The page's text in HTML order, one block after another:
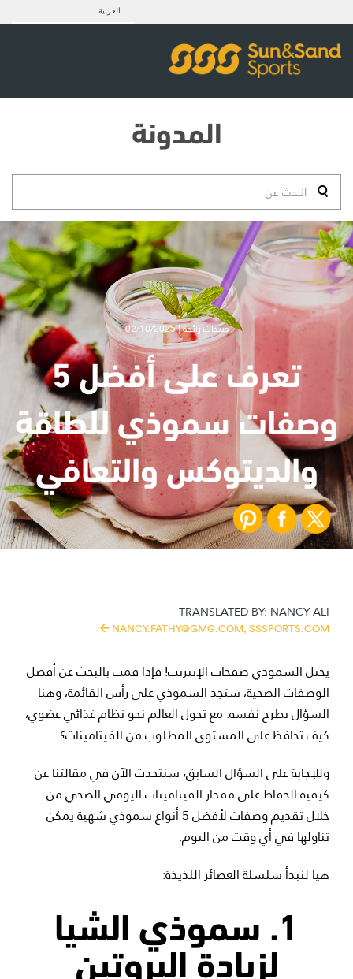
العربية
المدونة
صيحات رائجة | 02/10/2025
تعرف على أفضل 5
وصفات سموذي للطاقة
والديتوكس والتعافي
TRANSLATED BY: NANCY ALI
NANCY.FATHY@GMG.COM, SSSPORTS.COM
يحتل السموذي صفحات الإنترنت! فإذا قمت بالبحث عن أفضل
الوصفات الصحية، ستجد السموذي على رأس القائمة، وهنا
السؤال يطرح نفسه: مع تحول العالم نحو نظام غذائي عضوي،
كيف تحافظ على المستوى المطلوب من الفيتامينات؟
وللإجابة على السؤال السابق، سنتحدث الآن في مقالتنا عن
كيفية الحفاظ على مقدار الفيتامينات اليومي الصحي من
خلال تقديم وصفات لأفضل 5 أنواع سموذي شهية يمكن
تناولها في أي وقت من اليوم.
هيا لنبدأ سلسلة العصائر اللذيذة:
1. سموذي الشيا
لزيادة البروتين